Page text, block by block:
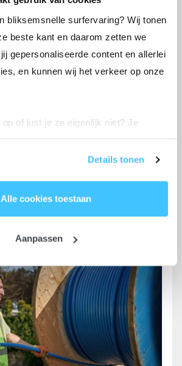
bliksemsnelle surfervaring? Wij tonen
beste kant en daarom zetten we
gepersonaliseerde content en allerlei
en kunnen wij het verkeer op onze
of lust je ze eigenlijk niet? Je
altijd aanvinken volgens de GDPR-
Details tonen
Alle cookies toestaan
Aanpassen
netwerk
zelf je provider, nu en in de
bent altijd met het hele gezin